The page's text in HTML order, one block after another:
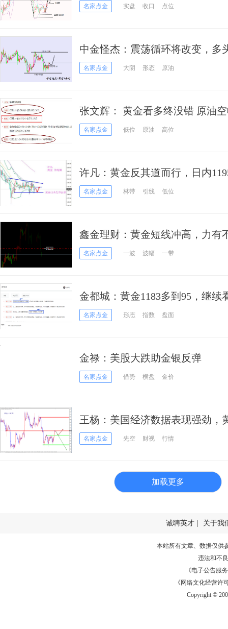
名家点金 实盘 收口 点位
中金怪杰：震荡循环将改变，多
名家点金 大阴 形态 原油
张文辉： 黄金看多终没错 原油
名家点金 低位 原油 高位
许凡：黄金反其道而行，日内
名家点金 林带 引线 低位
鑫金理财：黄金短线冲高，力有
名家点金 一波 波幅 一带
金都城：黄金1183多到95，继续
名家点金 形态 指数 盘面
金禄：美股大跌助金银反弹
名家点金 借势 横盘 金价
王杨：美国经济数据表现强劲，
名家点金 先空 财视 行情
加载更多
诚聘英才 关于我
本站所有文章、数据仅供
违法和不
《电子公告服务
《网络文化经营许
Copyright ©